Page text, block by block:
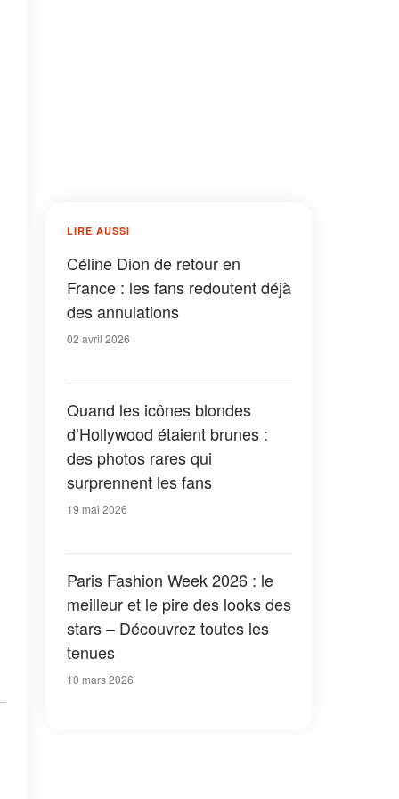
LIRE AUSSI
Céline Dion de retour en
France : les fans redoutent déjà
des annulations
02 avril 2026
Quand les icônes blondes
d’Hollywood étaient brunes :
des photos rares qui
surprennent les fans
19 mai 2026
Paris Fashion Week 2026 : le
meilleur et le pire des looks des
stars – Découvrez toutes les
tenues
10 mars 2026